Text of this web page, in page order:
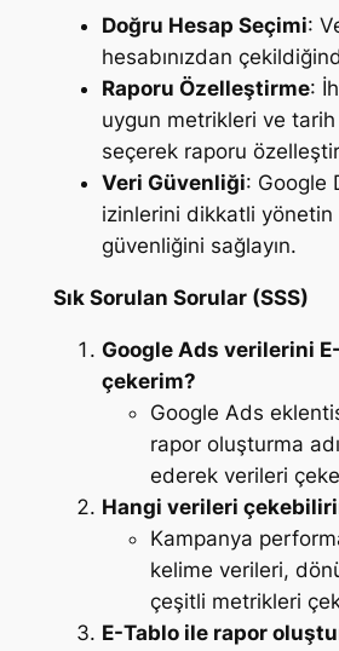
Doğru Hesap Seçimi:
hesabınızdan
Raporu Özelleştirme:
uygun metrikleri ve tarih
seçerek raporu
Veri Güvenliği: Google
izinlerini dikkatli yönetin
güvenliğini sağlayın.
Sık Sorulan Sorular (SSS)
Google Ads verilerini E-
çekerim?
Google Ads
rapor oluşturma
ederek verileri
Hangi verileri
Kampanya
kelime verileri,
çeşitli metrikleri
E-Tablo ile rapor